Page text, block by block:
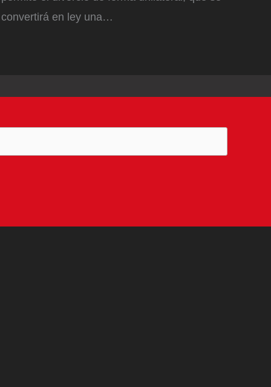
convertirá en ley una…